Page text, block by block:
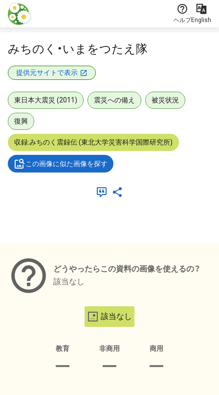
本文に飛ぶ
ヘルプEnglish
みちのく・いまをつたえ隊
提供元サイトで表示
東日本大震災 (2011) 震災への備え 被災状況
復興
収録:みちのく震録伝 (東北大学災害科学国際研究所)
この画像に似た画像を探す
どうやったらこの資料の画像を使えるの？
該当なし
該当なし
教育 非商用 商用